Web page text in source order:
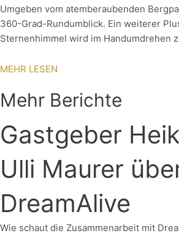
Umgeben vom atemberaubenden
360-Grad-Rundumblick. Ein weiterer
Sternenhimmel wird im Handumdrehen
MEHR LESEN
Mehr Berichte
Gastgeber
Ulli Maurer
DreamAlive
Wie schaut die Zusammenarbeit mit